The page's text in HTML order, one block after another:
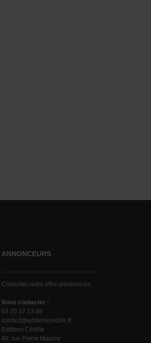
ANNONCEURS
Consulter notre offre annonceurs
Nous contacter :
03 20 37 13 89
contact@editionscedille.fr
Editions Cédille
90, rue Pierre Mauroy